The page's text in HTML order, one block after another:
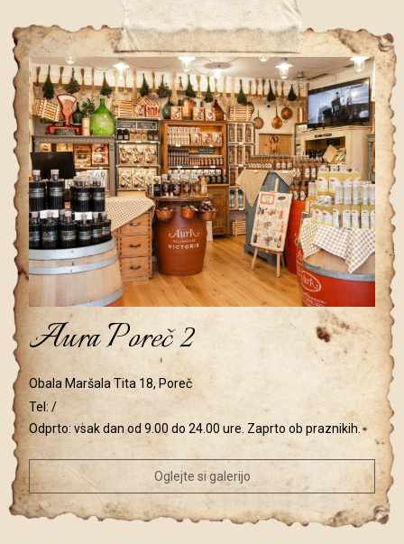
Aura Poreč 2
Obala Maršala Tita 18, Poreč
Tel: /
Odprto: vsak dan od 9.00 do 24.00 ure. Zaprto ob praznikih.
Oglejte si galerijo